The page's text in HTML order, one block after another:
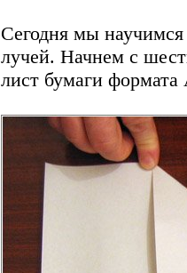
Сегодня мы
лучей. Начнем с
лист бумаги